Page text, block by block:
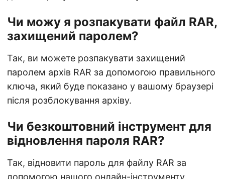
Чи можу я розпакувати файл RAR,
захищений паролем?
Так, ви можете розпакувати захищений
паролем архів RAR за допомогою правильного
ключа, який буде показано у вашому браузері
після розблокування архіву.
Чи безкоштовний інструмент для
відновлення пароля RAR?
Так, відновити пароль для файлу RAR за
допомогою нашого онлайн-інструменту